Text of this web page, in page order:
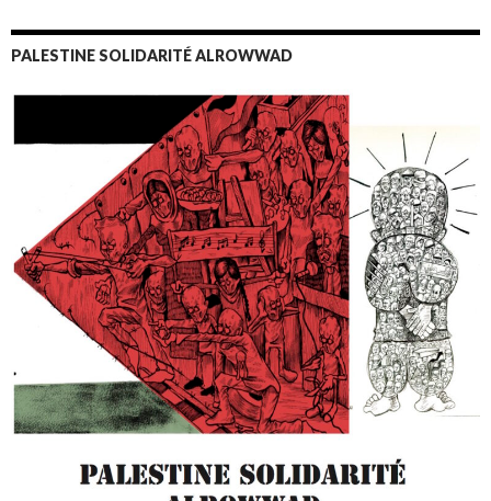
PALESTINE SOLIDARITÉ ALROWWAD